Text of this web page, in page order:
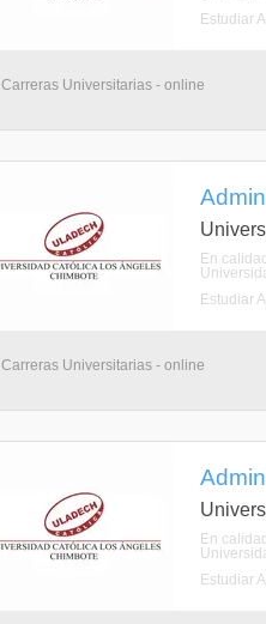
Estudiar
Carreras Universitarias - online
En
Estudiar
Carreras Universitarias - online
En
Estudiar